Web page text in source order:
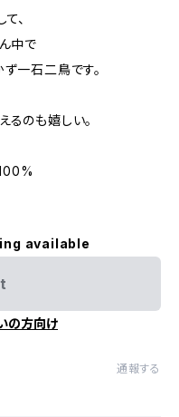
、
中で
一石二鳥です。
のも嬉しい。
available
の方向け
通報する